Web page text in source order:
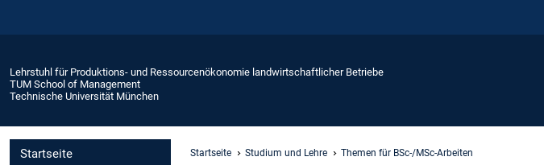
Lehrstuhl für Produktions- und Ressourcenökonomie landwirtschaftlicher Betriebe
TUM School of Management
Technische Universität München
Startseite Startseite Studium und Lehre Themen für BSc-/MSc-Arbeiten